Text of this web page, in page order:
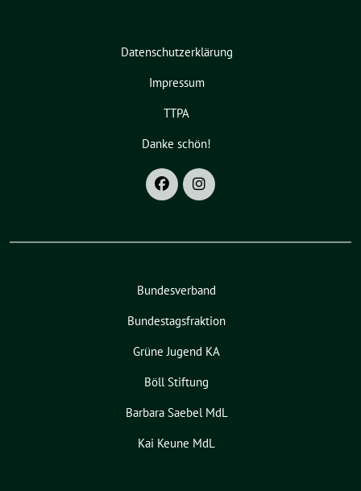
Datenschutzerklärung
Impressum
TTPA
Danke schön!
Bundesverband
Bundestagsfraktion
Grüne Jugend KA
Böll Stiftung
Barbara Saebel MdL
Kai Keune MdL